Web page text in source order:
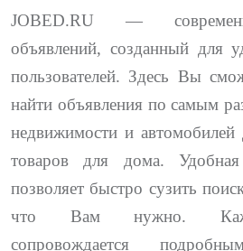
JOBED.RU —
объявлений, созданный для
пользователей. Здесь Вы
найти объявления по самым
недвижимости и автомобилей
товаров для дома.
позволяет быстро сузить
что Вам нужно.
сопровождается